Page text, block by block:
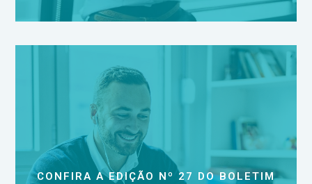
CONFIRA A EDIÇÃO Nº 27 DO BOLETIM